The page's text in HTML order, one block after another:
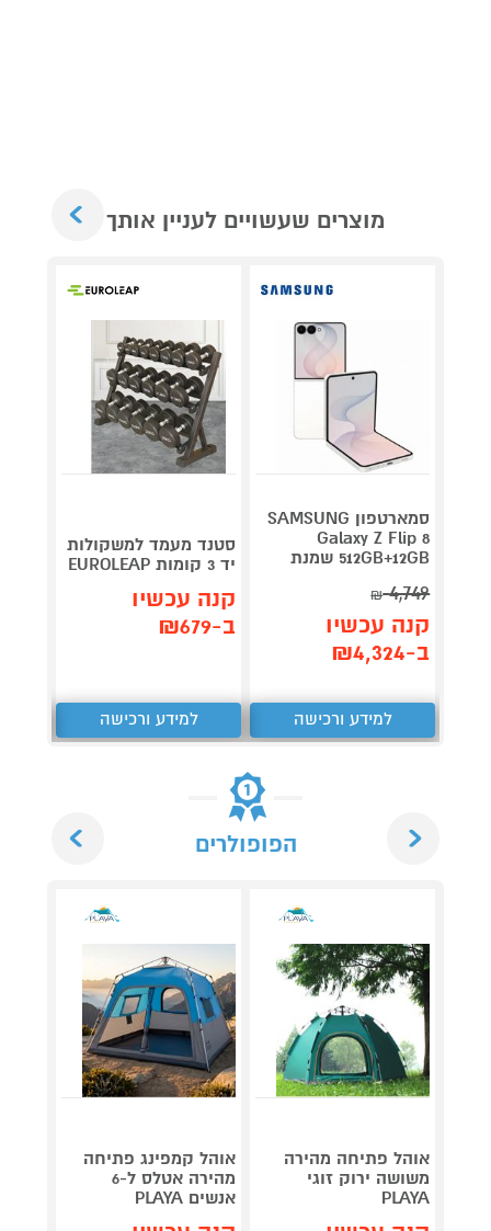
מוצרים שעשויים לעניין אותך
סמארטפון SAMSUNG
Galaxy Z Flip 8
512GB+12GB שמנת
4,749
₪
קנה עכשיו
ב-₪4,324
למידע ורכישה
סטנד מעמד למשקולות
יד 3 קומות EUROLEAP
קנה עכשיו
ב-₪679
למידע ורכישה
הפופולרים
אוהל פתיחה מהירה
משושה ירוק זוגי
PLAYA
אוהל קמפינג פתיחה
מהירה אטלס ל-6
אנשים PLAYA